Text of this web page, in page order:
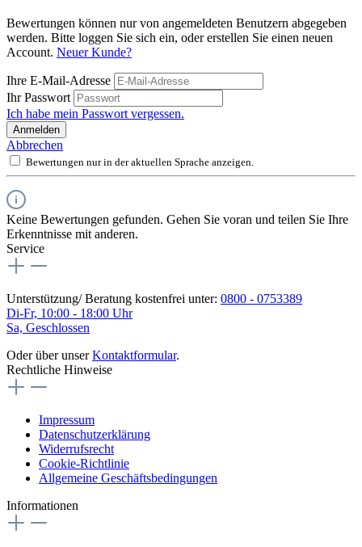
Bewertungen können nur von angemeldeten Benutzern abgegeben
werden. Bitte loggen Sie sich ein, oder erstellen Sie einen neuen
Account. Neuer Kunde?
Ihre E-Mail-Adresse
Ihr Passwort
Ich habe mein Passwort vergessen.
Anmelden
Abbrechen
Bewertungen nur in der aktuellen Sprache anzeigen.
Keine Bewertungen gefunden. Gehen Sie voran und teilen Sie Ihre
Erkenntnisse mit anderen.
Service
Unterstützung/ Beratung kostenfrei unter: 0800 - 0753389
Di-Fr, 10:00 - 18:00 Uhr
Sa, Geschlossen
Oder über unserKontaktformular.
Rechtliche Hinweise
Impressum
Datenschutzerklärung
Widerrufsrecht
Cookie-Richtlinie
Allgemeine Geschäftsbedingungen
Informationen